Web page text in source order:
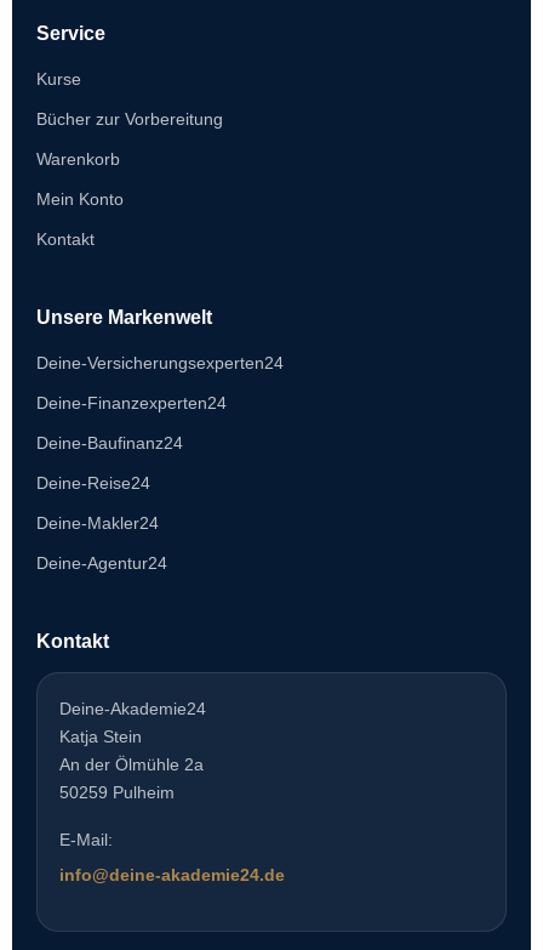
Service
Kurse
Bücher zur Vorbereitung
Warenkorb
Mein Konto
Kontakt
Unsere Markenwelt
Deine-Versicherungsexperten24
Deine-Finanzexperten24
Deine-Baufinanz24
Deine-Reise24
Deine-Makler24
Deine-Agentur24
Kontakt
Deine-Akademie24
Katja Stein
An der Ölmühle 2a
50259 Pulheim
E-Mail:
info@deine-akademie24.de